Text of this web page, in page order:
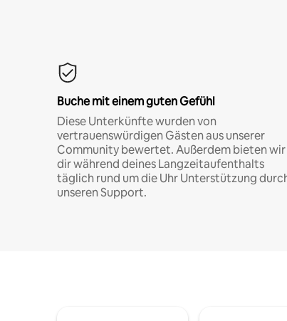
Buche mit einem guten Gefühl
Diese Unterkünfte wurden von
vertrauenswürdigen Gästen aus unserer
Community bewertet. Außerdem bieten wir
dir während deines Langzeitaufenthalts
täglich rund um die Uhr Unterstützung
unseren Support.